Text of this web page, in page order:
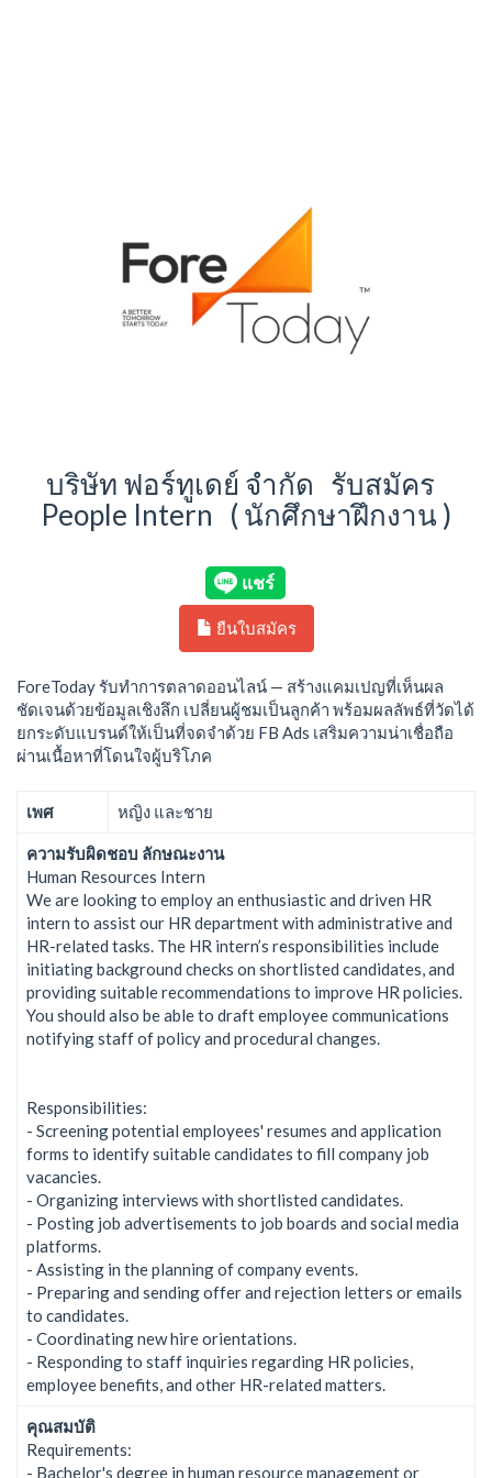
บริษัท ฟอร์ทูเดย์ จำกัด รับสมัคร
People Intern ( นักศึกษาฝึกงาน )
ยืนใบสมัคร
ForeToday รับทำการตลาดออนไลน์ — สร้างแคมเปญที่เห็นผล
ชัดเจนด้วยข้อมูลเชิงลึก เปลี่ยนผู้ชมเป็นลูกค้า พร้อมผลลัพธ์ที่วัดได้
ยกระดับแบรนด์ให้เป็นที่จดจำด้วย FB Ads เสริมความน่าเชื่อถือ
ผ่านเนื้อหาที่โดนใจผู้บริโภค
เพศ หญิง และชาย
ความรับผิดชอบ ลักษณะงาน
Human Resources Intern
We are looking to employ an enthusiastic and driven HR
intern to assist our HR department with administrative and
HR-related tasks. The HR intern’s responsibilities include
initiating background checks on shortlisted candidates, and
providing suitable recommendations to improve HR policies.
You should also be able to draft employee communications
notifying staff of policy and procedural changes.
Responsibilities:
- Screening potential employees' resumes and application
forms to identify suitable candidates to fill company job
vacancies.
- Organizing interviews with shortlisted candidates.
- Posting job advertisements to job boards and social media
platforms.
- Assisting in the planning of company events.
- Preparing and sending offer and rejection letters or emails
to candidates.
- Coordinating new hire orientations.
- Responding to staff inquiries regarding HR policies,
employee benefits, and other HR-related matters.
คุณสมบัติ
Requirements:
- Bachelor's degree in human resource management or